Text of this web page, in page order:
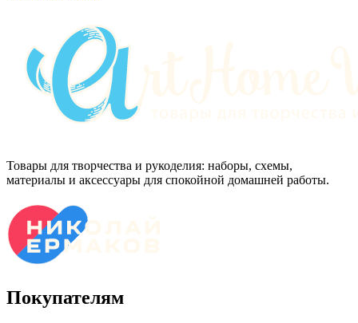
Товары для творчества и рукоделия: наборы, схемы,
материалы и аксессуары для спокойной домашней работы.
Покупателям